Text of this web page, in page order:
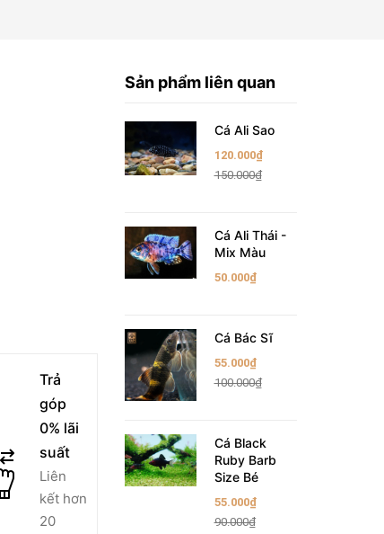
Trả
góp
0% lãi
suất
Liên
kết hơn
20
Sản phẩm liên quan
Cá Ali Sao
120.000₫
150.000₫
Cá Ali Thái -
Mix Màu
50.000₫
Cá Bác Sĩ
55.000₫
100.000₫
Cá Black
Ruby Barb
Size Bé
55.000₫
90.000₫